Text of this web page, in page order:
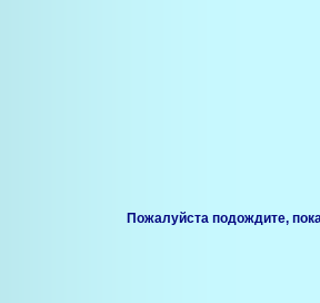
Пожалуйста подождите,